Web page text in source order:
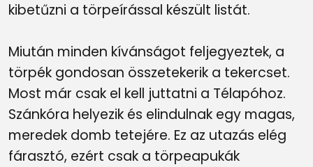
kibetűzni a törpeírással készült listát.
Miután minden kívánságot feljegyeztek, a
törpék gondosan összetekerik a tekercset.
Most már csak el kell juttatni a Télapóhoz.
Szánkóra helyezik és elindulnak egy magas,
meredek domb tetejére. Ez az utazás elég
fárasztó, ezért csak a törpeapukák